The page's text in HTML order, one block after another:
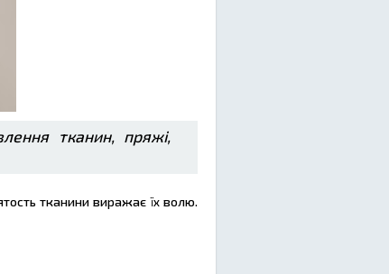
тканин, пряжі,
тканини виражає їх волю.